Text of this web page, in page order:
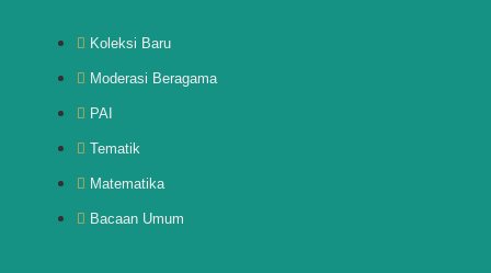
Koleksi Baru
Moderasi Beragama
PAI
Tematik
Matematika
Bacaan Umum